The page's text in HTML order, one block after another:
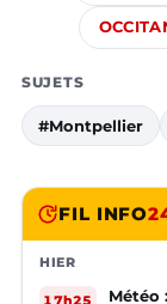
SUJETS
#Montpellier
FIL INFO
HIER
17h25 Météo